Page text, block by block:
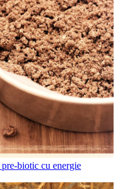
biotic cu energie